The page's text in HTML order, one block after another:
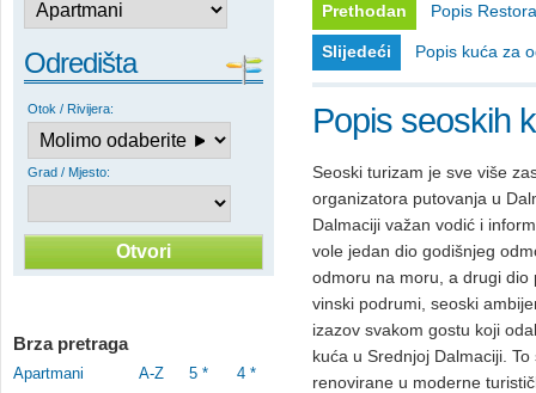
Odredišta
Otok / Rivijera:
Grad / Mjesto:
Brza pretraga
Apartmani A-Z 5 *
4 *
Prethodan Popis
Slijedeći Popis kuća za
Popis seoskih
Seoski turizam je sve više
organizatora putovanja u
Dalmaciji važan vodić i
vole jedan dio godišnjeg
odmoru na moru, a drugi
vinski podrumi, seoski
izazov svakom gostu koji
kuća u Srednjoj Dalmaciji.
renovirane u moderne